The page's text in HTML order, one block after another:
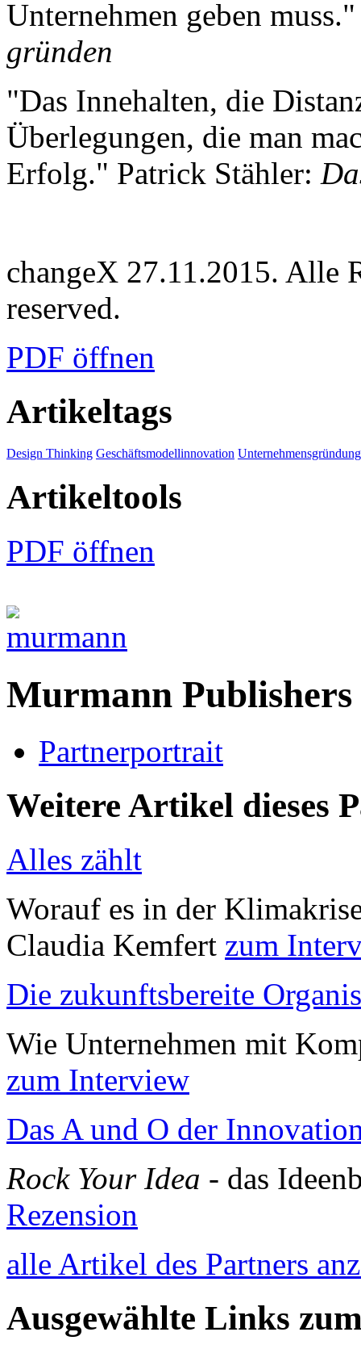
Unternehmen geben
gründen
"Das Innehalten, die
Überlegungen, die man
Erfolg." Patrick Stähler:
changeX 27.11.2015. Alle
reserved.
PDF öffnen
Artikeltags
Design Thinking Geschäftsmodellinnovation Unternehmensgründung
Artikeltools
PDF öffnen
Murmann Publishers
Partnerportrait
Weitere Artikel dieses
Alles zählt
Worauf es in der
Claudia Kemfert zum
Die zukunftsbereite
Wie Unternehmen mit
zum Interview
Das A und O der
Rock Your Idea - das
Rezension
alle Artikel des Partners
Ausgewählte Links